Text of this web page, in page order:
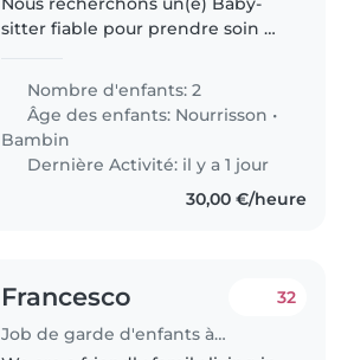
sitter fiable pour prendre soin de
bébé et un tout-petit. Nos
enfants sont énergiques, joueurs
et affectueux. Nous aimerions..
Nombre d'enfants: 2
Âge des enfants: Nourrisson •
Bambin
Dernière Activité: il y a 1 jour
30,00 €/heure
Francesco
Job de garde d'enfants à Luxembourg
32